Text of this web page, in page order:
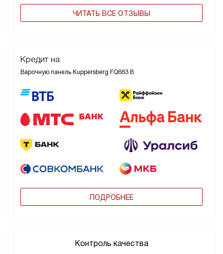
ЧИТАТЬ ВСЕ ОТЗЫВЫ
Кредит на
Варочную панель Kuppersberg FQ663 B
ПОДРОБНЕЕ
Контроль качества